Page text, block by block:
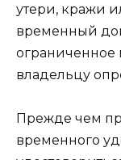
утери, кражи
временный
ограниченное
владельцу
Прежде чем
временного